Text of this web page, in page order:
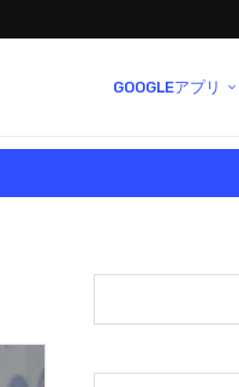
GOOGLEアプリ